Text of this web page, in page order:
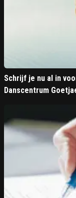
Schrijf je nu al in
Danscentrum